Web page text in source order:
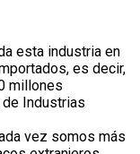
esta industria en
es decir,
millones
Industrias
vez somos más